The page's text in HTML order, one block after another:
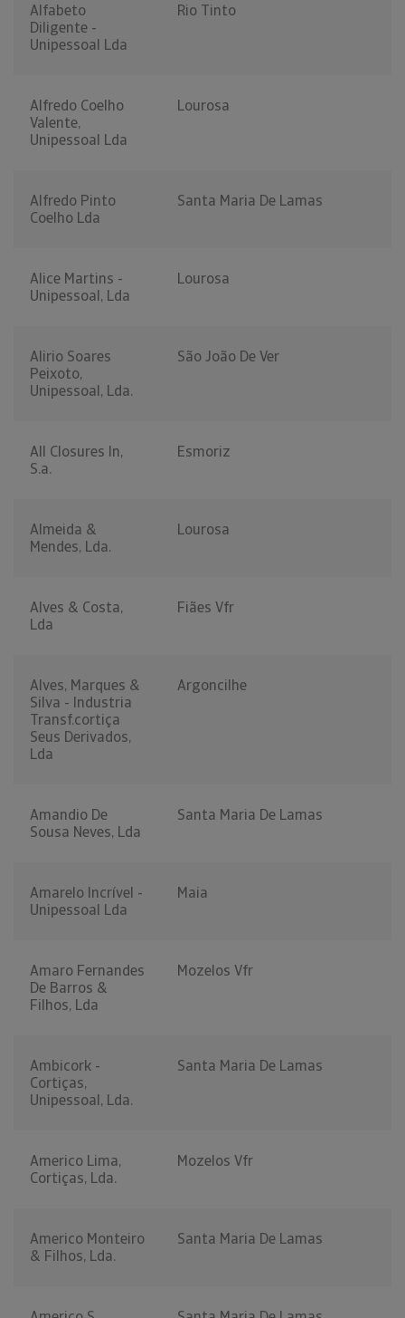
Alfabeto
Diligente -
Unipessoal Lda
Rio Tinto
Alfredo Coelho
Valente,
Unipessoal Lda
Lourosa
Alfredo Pinto
Coelho Lda
Santa Maria De Lamas
Alice Martins -
Unipessoal, Lda
Lourosa
Alirio Soares
Peixoto,
Unipessoal, Lda.
São João De Ver
All Closures In,
S.a.
Esmoriz
Almeida &
Mendes, Lda.
Lourosa
Alves & Costa,
Lda
Fiães Vfr
Alves, Marques &
Silva - Industria
Transf.cortiça
Seus Derivados,
Lda
Argoncilhe
Amandio De
Sousa Neves, Lda
Santa Maria De Lamas
Amarelo Incrível -
Unipessoal Lda
Maia
Amaro Fernandes
De Barros &
Filhos, Lda
Mozelos Vfr
Ambicork -
Cortiças,
Unipessoal, Lda.
Santa Maria De Lamas
Americo Lima,
Cortiças, Lda.
Mozelos Vfr
Americo Monteiro
& Filhos, Lda.
Santa Maria De Lamas